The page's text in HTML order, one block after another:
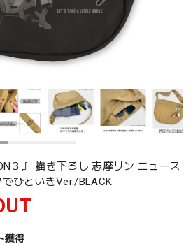
３』 描き下ろし 志摩リン ニュース
ひといきVer./BLACK
獲得